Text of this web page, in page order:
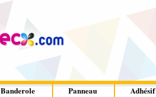
Banderole Panneau Adhésif